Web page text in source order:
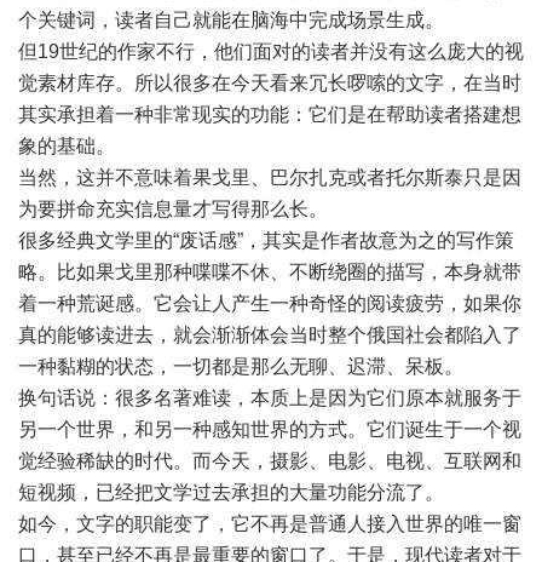
个关键词，读者自己就能在脑海中完成场景生成。
但19世纪的作家不行，他们面对的读者并没有这么庞大的视
觉素材库存。所以很多在今天看来冗长啰嗦的文字，在当时
其实承担着一种非常现实的功能：它们是在帮助读者搭建想
象的基础。
当然，这并不意味着果戈里、巴尔扎克或者托尔斯泰只是因
为要拼命充实信息量才写得那么长。
很多经典文学里的“废话感”，其实是作者故意为之的写作策
略。比如果戈里那种喋喋不休、不断绕圈的描写，本身就带
着一种荒诞感。它会让人产生一种奇怪的阅读疲劳，如果你
真的能够读进去，就会渐渐体会当时整个俄国社会都陷入了
一种黏糊的状态，一切都是那么无聊、迟滞、呆板。
换句话说：很多名著难读，本质上是因为它们原本就服务于
另一个世界，和另一种感知世界的方式。它们诞生于一个视
觉经验稀缺的时代。而今天，摄影、电影、电视、互联网和
短视频，已经把文学过去承担的大量功能分流了。
如今，文字的职能变了，它不再是普通人接入世界的唯一窗
口，甚至已经不再是最重要的窗口了。于是，现代读者对于